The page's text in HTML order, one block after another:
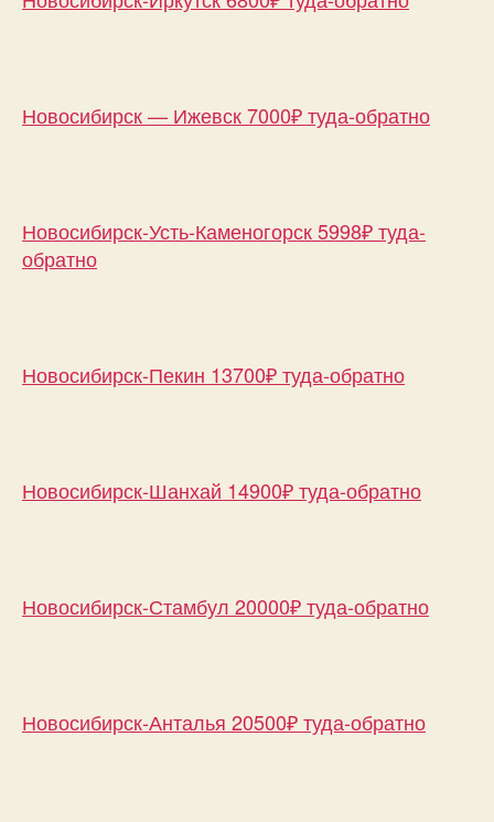
Новосибирск — Ижевск 7000₽ туда-обратно
Новосибирск-Усть-Каменогорск 5998₽ туда-
обратно
Новосибирск-Пекин 13700₽ туда-обратно
Новосибирск-Шанхай 14900₽ туда-обратно
Новосибирск-Стамбул 20000₽ туда-обратно
Новосибирск-Анталья 20500₽ туда-обратно